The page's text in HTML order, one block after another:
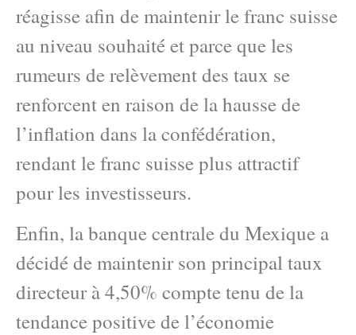
réagisse afin de maintenir le franc suisse
au niveau souhaité et parce que les
rumeurs de relèvement des taux se
renforcent en raison de la hausse de
l’inflation dans la confédération,
rendant le franc suisse plus attractif
pour les investisseurs.
Enfin, la banque centrale du Mexique a
décidé de maintenir son principal taux
directeur à 4,50% compte tenu de la
tendance positive de l’économie